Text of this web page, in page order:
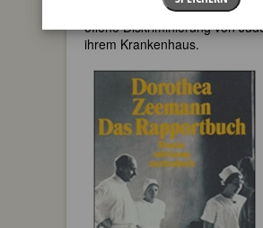
zur Krankenschwester begann,
offene Diskriminierung von
ihrem Krankenhaus.